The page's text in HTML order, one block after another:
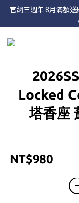
官網三週年 8月滿額送
官網三週年 8月滿額送
7.22 –
官網三週年 8月滿額
Locked
塔香座
NT$980